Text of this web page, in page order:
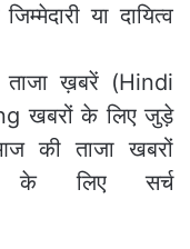
या दायित्व
ख़बरें (Hindi
खबरों के लिए जुड़े
की ताजा खबरों
के लिए सर्च